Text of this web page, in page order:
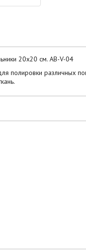
20х20 см. AB-V-04
полировки различных